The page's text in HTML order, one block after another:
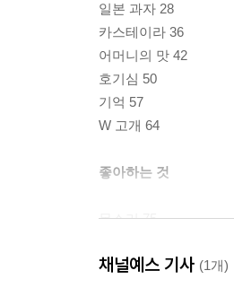
일본 과자 28
카스테이라 36
어머니의 맛 42
호기심 50
기억 57
W 고개 64
좋아하는 것
목소리 75
자동차 90
채널예스 기사 (1개)